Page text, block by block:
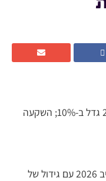
בשורה לעיר: תקציב העירייה לשנת 2026 גדל ב-10%; השקעה
מועצת העיר אישרה ברוב גדול את תקציב 2026 עם גידול של